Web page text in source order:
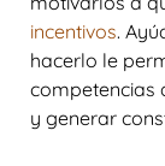
incentivos.
hacerlo le
competencias
y generar